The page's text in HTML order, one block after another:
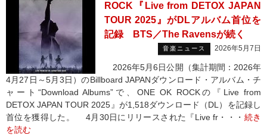
ROCK『Live from DETOX JAPAN
TOUR 2025』がDLアルバム首位を
記録 BTS／The Ravensが続く
音楽ニュース 2026年5月7日
2026年5月6日公開（集計期間：2026年
4月27日～5月3日）のBillboard JAPANダウンロード・アルバム・チ
ャート“Download Albums”で、ONE OK ROCKの『Live from
DETOX JAPAN TOUR 2025』が1,518ダウンロード（DL）を記録し
首位を獲得した。 4月30日にリリースされた『Live fr・・・ 続き
を読む